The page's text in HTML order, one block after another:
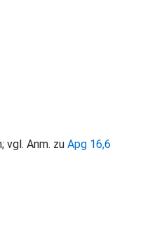
vgl. Anm. zu Apg 16,6